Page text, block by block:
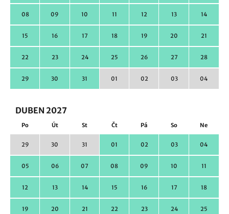
08 09 10 11 12 13 14
15 16 17 18 19 20 21
22 23 24 25 26 27 28
29 30 31 01 02 03 04
DUBEN 2027
Po Út St Čt Pá So Ne
29 30 31 01 02 03 04
05 06 07 08 09 10 11
12 13 14 15 16 17 18
19 20 21 22 23 24 25